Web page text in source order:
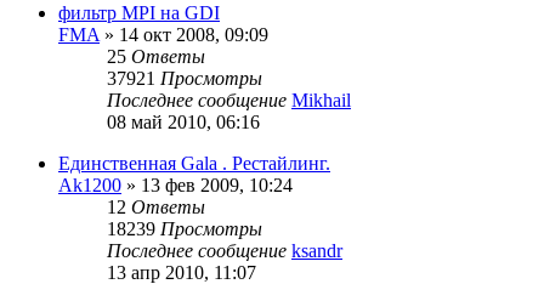
фильтр MPI на GDI
FMA » 14 окт 2008, 09:09
25 Ответы
37921 Просмотры
Последнее сообщение Mikhail
08 май 2010, 06:16
Единственная Gala . Рестайлинг.
Ak1200 » 13 фев 2009, 10:24
12 Ответы
18239 Просмотры
Последнее сообщение ksandr
13 апр 2010, 11:07